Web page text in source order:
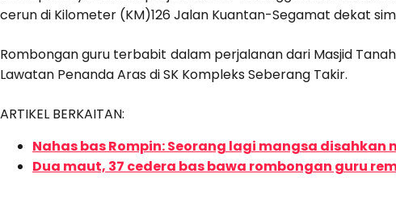
cerun di Kilometer (KM)126 Jalan Kuantan-Segamat dekat
Rombongan guru terbabit dalam perjalanan dari Masjid
Lawatan Penanda Aras di SK Kompleks Seberang Takir.
ARTIKEL BERKAITAN:
Nahas bas Rompin: Seorang lagi mangsa disahkan
Dua maut, 37 cedera bas bawa rombongan guru